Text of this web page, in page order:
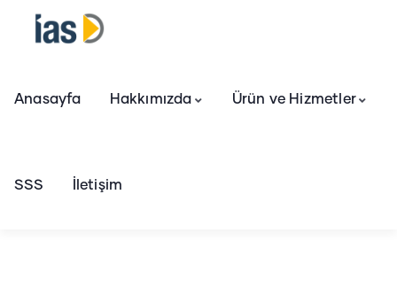
Anasayfa Hakkımızda Ürün ve Hizmetler
SSS İletişim